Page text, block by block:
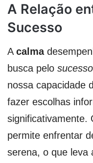
A Relação
Sucesso
A calma
busca pelo sucesso
nossa capacidade
fazer escolhas
significativamente.
permite enfrentar
serena, o que leva